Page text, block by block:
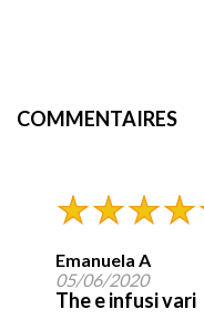
COMMENTAIRES
Emanuela A
05/06/2020
The e infusi vari